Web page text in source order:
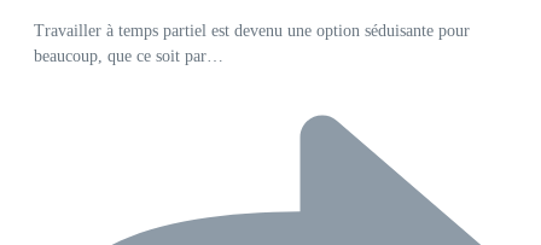
Travailler à temps partiel est devenu une option séduisante pour
beaucoup, que ce soit par…